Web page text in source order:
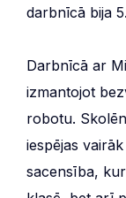
darbnīcā bija
Darbnīcā ar
izmantojot
robotu.
iespējas
sacensība,